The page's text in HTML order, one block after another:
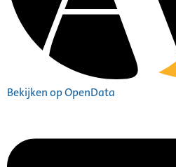
Bekijken op OpenData